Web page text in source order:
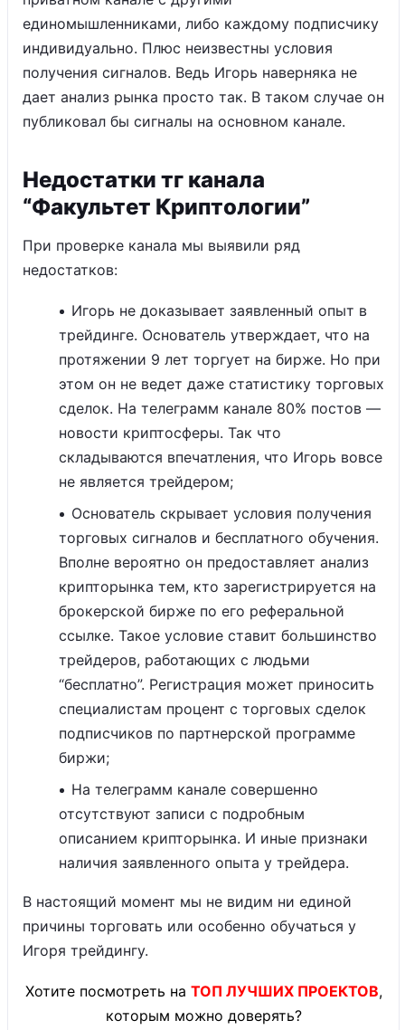
единомышленниками, либо каждому подписчику
индивидуально. Плюс неизвестны условия
получения сигналов. Ведь Игорь наверняка не
дает анализ рынка просто так. В таком случае он
публиковал бы сигналы на основном канале.
Недостатки тг канала
“Факультет Криптологии”
При проверке канала мы выявили ряд
недостатков:
Игорь не доказывает заявленный опыт в
трейдинге. Основатель утверждает, что на
протяжении 9 лет торгует на бирже. Но при
этом он не ведет даже статистику торговых
сделок. На телеграмм канале 80% постов —
новости криптосферы. Так что
складываются впечатления, что Игорь вовсе
не является трейдером;
Основатель скрывает условия получения
торговых сигналов и бесплатного обучения.
Вполне вероятно он предоставляет анализ
крипторынка тем, кто зарегистрируется на
брокерской бирже по его реферальной
ссылке. Такое условие ставит большинство
трейдеров, работающих с людьми
“бесплатно”. Регистрация может приносить
специалистам процент с торговых сделок
подписчиков по партнерской программе
биржи;
На телеграмм канале совершенно
отсутствуют записи с подробным
описанием крипторынка. И иные признаки
наличия заявленного опыта у трейдера.
В настоящий момент мы не видим ни единой
причины торговать или особенно обучаться у
Игоря трейдингу.
Хотите посмотреть на ТОП ЛУЧШИХ ПРОЕКТОВ,
которым можно доверять?